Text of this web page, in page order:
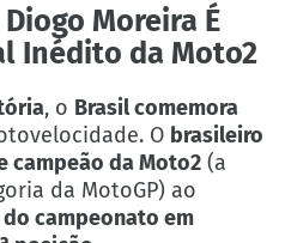
Moreira É
Inédito da Moto2
, o Brasil comemora
O brasileiro
campeão da Moto2 (a
da MotoGP) ao
campeonato em